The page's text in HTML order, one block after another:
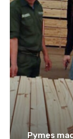
Pymes